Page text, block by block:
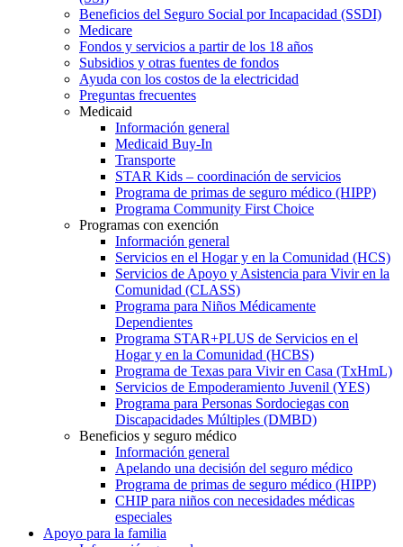
Beneficios del Seguro Social por Incapacidad (SSDI)
Medicare
Fondos y servicios a partir de los 18 años
Subsidios y otras fuentes de fondos
Ayuda con los costos de la electricidad
Preguntas frecuentes
Medicaid
Información general
Medicaid Buy-In
Transporte
STAR Kids – coordinación de servicios
Programa de primas de seguro médico (HIPP)
Programa Community First Choice
Programas con exención
Información general
Servicios en el Hogar y en la Comunidad (HCS)
Servicios de Apoyo y Asistencia para Vivir en la
Comunidad (CLASS)
Programa para Niños Médicamente
Dependientes
Programa STAR+PLUS de Servicios en el
Hogar y en la Comunidad (HCBS)
Programa de Texas para Vivir en Casa (TxHmL)
Servicios de Empoderamiento Juvenil (YES)
Programa para Personas Sordociegas con
Discapacidades Múltiples (DMBD)
Beneficios y seguro médico
Información general
Apelando una decisión del seguro médico
Programa de primas de seguro médico (HIPP)
CHIP para niños con necesidades médicas
especiales
Apoyo para la familia